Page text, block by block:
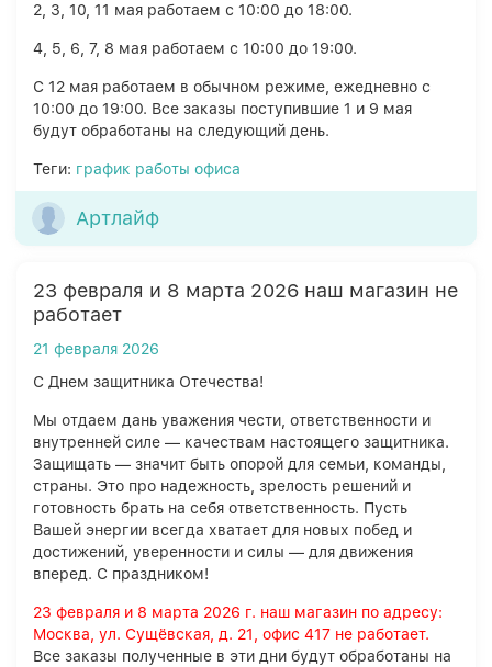
2, 3, 10, 11 мая работаем с 10:00 до 18:00.
4, 5, 6, 7, 8 мая работаем с 10:00 до 19:00.
С 12 мая работаем в обычном режиме, ежедневно с
10:00 до 19:00. Все заказы поступившие 1 и 9 мая
будут обработаны на следующий день.
Теги: график работы офиса
Артлайф
23 февраля и 8 марта 2026 наш магазин не
работает
21 февраля 2026
С Днем защитника Отечества!
Мы отдаем дань уважения чести, ответственности и
внутренней силе — качествам настоящего защитника.
Защищать — значит быть опорой для семьи, команды,
страны. Это про надежность, зрелость решений и
готовность брать на себя ответственность. Пусть
Вашей энергии всегда хватает для новых побед и
достижений, уверенности и силы — для движения
вперед. С праздником!
23 февраля и 8 марта 2026 г. наш магазин по адресу:
Москва, ул. Сущёвская, д. 21, офис 417 не работает.
Все заказы полученные в эти дни будут обработаны на